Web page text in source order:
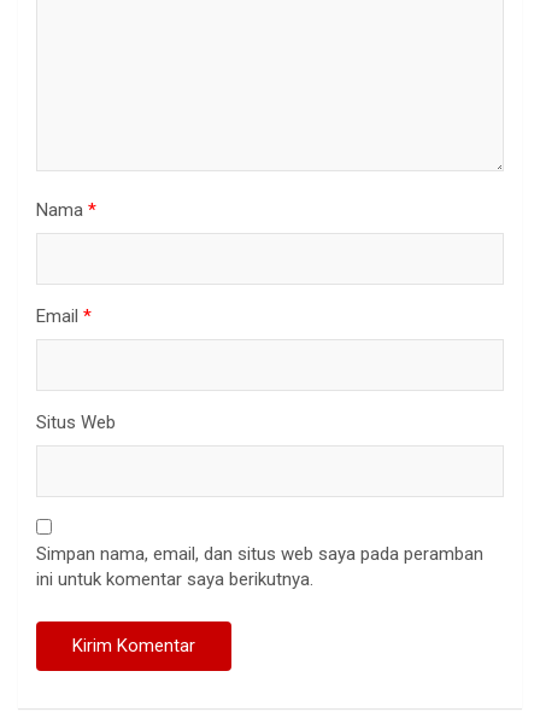
Nama *
Email *
Situs Web
Simpan nama, email, dan situs web saya pada peramban
ini untuk komentar saya berikutnya.